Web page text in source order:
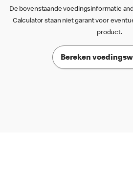
De bovenstaande voedingsinformatie
Calculator staan niet garant voor
product.
Bereken